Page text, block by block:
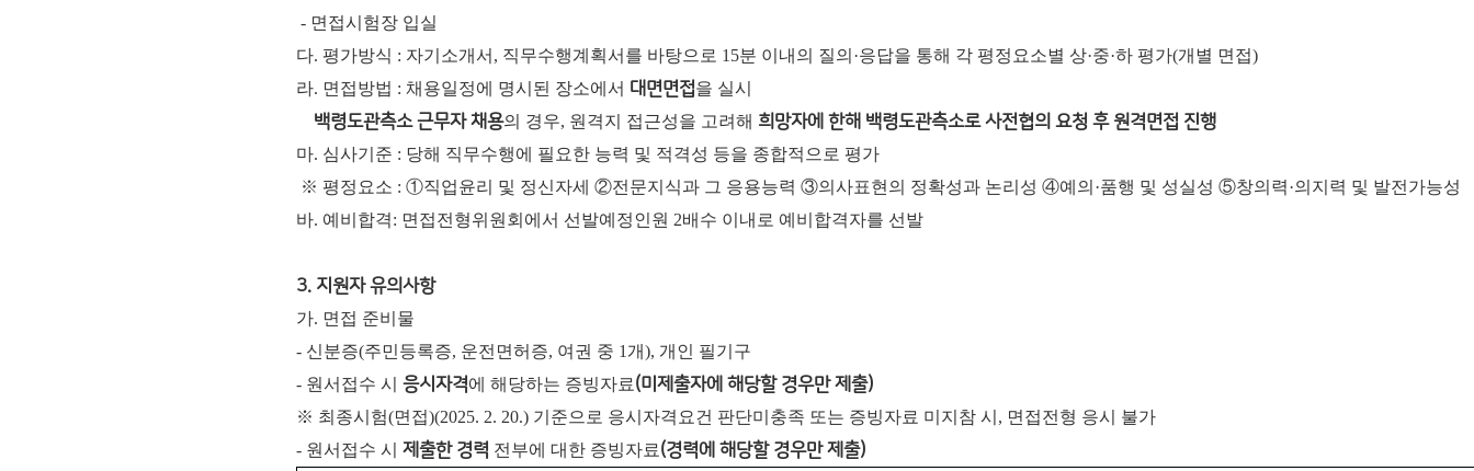
- 면접시험장 입실
다. 평가방식 : 자기소개서, 직무수행계획서를 바탕으로 15분 이내의 질의·응답을 통해 각 평정요소별 상·중·하 평가(개별 면접)
라. 면접방법 : 채용일정에 명시된 장소에서 대면면접을 실시
백령도관측소 근무자 채용의 경우, 원격지 접근성을 고려해 희망자에 한해 백령도관측소로 사전협의 요청 후 원격면접 진행
마. 심사기준 : 당해 직무수행에 필요한 능력 및 적격성 등을 종합적으로 평가
※ 평정요소 : ①직업윤리 및 정신자세 ②전문지식과 그 응용능력 ③의사표현의 정확성과 논리성 ④예의·품행 및 성실성 ⑤창의력·의지력 및 발전가능성
바. 예비합격: 면접전형위원회에서 선발예정인원 2배수 이내로 예비합격자를 선발
3. 지원자 유의사항
가. 면접 준비물
- 신분증(주민등록증, 운전면허증, 여권 중 1개), 개인 필기구
- 원서접수 시 응시자격에 해당하는 증빙자료(미제출자에 해당할 경우만 제출)
※ 최종시험(면접)(2025. 2. 20.) 기준으로 응시자격요건 판단미충족 또는 증빙자료 미지참 시, 면접전형 응시 불가
- 원서접수 시 제출한 경력 전부에 대한 증빙자료(경력에 해당할 경우만 제출)